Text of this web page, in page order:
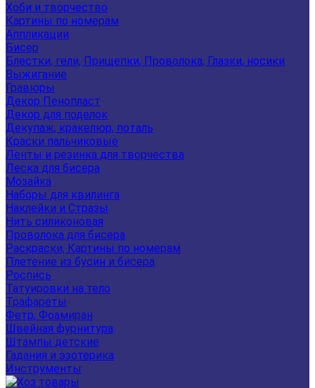
Хоби и творчество
Картины по номерам
Аппликации
Бисер
Блестки, гели, Прищепки, Проволока, Глазки, носики
Выжигание
Гравюры
Декор Пенопласт
Декор для поделок
Декупаж, кракелюр, поталь
Краски пальчиковые
Ленты и резинка для творчества
Леска для бисера
Мозайка
Наборы для квилинга
Наклейки и Стразы
Нить силиконовая
Проволока для бисера
Раскраски, Картины по номерам
Плетение из бусин и бисера
Роспись
Татуировки на тело
Трафареты
Фетр, Фоамиран
Швейная фурнитура
Штампы детские
Гадания и эзотерика
Инструменты